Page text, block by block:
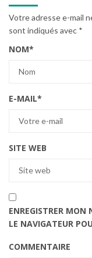
Votre adresse e-mail
sont indiqués avec *
NOM*
E-MAIL*
SITE WEB
ENREGISTRER
LE NAVIGATEUR
COMMENTAIRE